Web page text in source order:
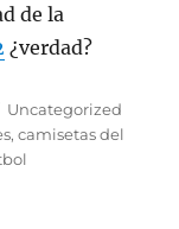
de la
¿verdad?
Categorías
Uncategorized
,camisetas del